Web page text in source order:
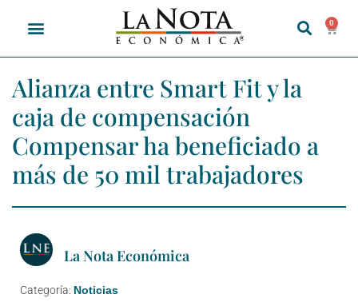
0
Alianza entre Smart Fit y la
caja de compensación
Compensar ha beneficiado a
más de 50 mil trabajadores
La Nota Económica
Categoría: Noticias